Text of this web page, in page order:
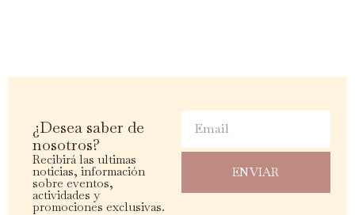
¿Desea saber de
nosotros?
Recibirá las ultimas
noticias, información
sobre eventos,
actividades y
promociones exclusivas.
ENVIAR